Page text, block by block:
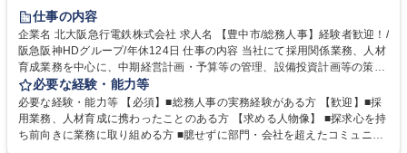
退職金あり
土日祝休み
服装自由 昼食補助あり 食事補助あり
仕事の内容
企業名 北大阪急行電鉄株式会社 求人名 【豊中市/総務人事】経験者歓迎！/
阪急阪神HDグループ/年休124日 仕事の内容 当社にて採用関係業務、人材
育成業務を中心に、中期経営計画・予算等の管理、設備投資計画等の策
定、さらに社内の重要会議の運営等、経営の根幹となる幅広い総務人事業
務全般を担当していただきます。 【主な業務内容】 ■採用関係業務および
人材育成(社員研修)業務の推進 ■中期経営計画および予算等の管理 ■設備
投資計画等の策定 ■社内の重要会議の運営 ■その他総務人事業務全般 【入
必要な経験・能力等
必要な経験・能力等 【必須】■総務人事の実務経験がある方 【歓迎】■採
用業務、人材育成に携わったことのある方 【求める人物像】 ■探求心を持
ち前向きに業務に取り組める方 ■臆せずに部門・会社を超えたコミュニケ